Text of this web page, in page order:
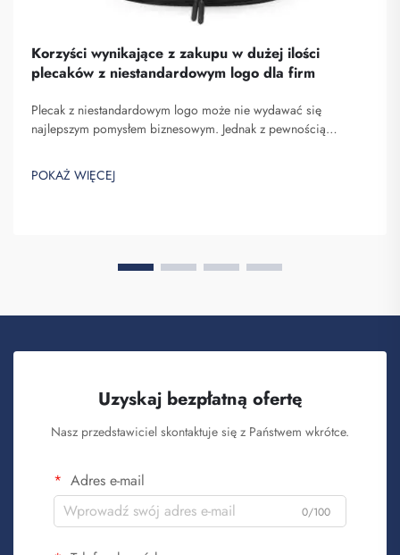
Korzyści wynikające z zakupu w dużej ilości
plecaków z niestandardowym logo dla firm
Plecak z niestandardowym logo może nie wydawać się
najlepszym pomysłem biznesowym. Jednak z pewnością
Saipulang Trading to firma, która realizuje masowe zamówienia
takich plecaków w celu budowania świadomości marki. Wiesz,
POKAŻ WIĘCEJ
Uzyskaj bezpłatną ofertę
Nasz przedstawiciel skontaktuje się z Państwem wkrótce.
Adres e-mail
0/100